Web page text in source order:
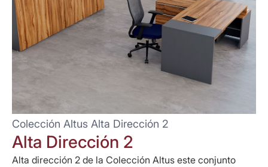
Colección Altus Alta Dirección 2
Alta Dirección 2
Alta dirección 2 de la Colección Altus este conjunto